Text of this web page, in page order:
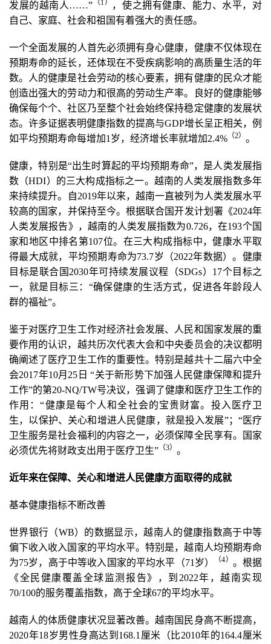
发展的越南人……” （1 ）
，使之拥有健康、能力、水平，对
自己、家庭、社会和祖国有着强大的责任感。
一个全面发展的人首先必须拥有身心健康，健康不仅体现在
预期寿命的延长，还体现在不受疾病影响的高质量生活的年
数。人的健康是社会劳动的核心要素，拥有健康的民众才能
创造出强大的劳动力和很高的劳动生产率。良好的健康能够
确保每个个、社区乃至整个社会始终保持稳定健康的发展状
态。许多证据表明健康指数的提高与GDP增长呈正相关，例
如平均预期寿命每增加1岁，经济增长率就增加2.4% （2） 。
健康，特别是“出生时算起的平均预期寿命”，是人类发展指
数（HDI）的三大构成指标之一。越南的人类发展指数多年
来持续提升。自2019年以来，越南一直被列为人类发展水平
较高的国家，并保持至今。根据联合国开发计划署《202​​4年
人类发展报告》，越南的人类发展指数为0.726，在193个国
家和地区中排名第107位。在三大构成指标中，健康水平取
得最大成就，平均预期寿命为73.7岁（2022年数据）。健康
目标是联合国2030年可持续发展议程（SDGs）17个目标之
一，就是目标三：“确保健康的生活方式，促进各年龄段人
群的福祉”。
鉴于对医疗卫生工作对经济社会发展、人民和国家发展的重
要作用的认识，越共历次代表大会和中央委员会的决议都明
确阐述了医疗卫生工作的重要性。特别是越共十二届六中全
会2017年10月25日 “关于新形势下加强人民健康保障和提升
工作”的第20-NQ/TW号决议，强调了健康和医疗卫生工作的
作用：“健康是每个人和全社会的宝贵财富。投入医疗卫
生，以保护、关心和增进人民健康，就是投入发展”；“医疗
卫生服务是社会福利的内容之一，必须保障全民享有。国家
必须优先将财政支出用于医疗卫生” （3） 。
近年来在保障、关心和增进人民健康方面取得的成就
基本健康指标不断改善
世界银行（WB）的数据显示，越南人的健康指数高于中等
偏下收入收入国家的平均水平。特别是，越南人均预期寿命
为75岁，高于中等收入国家的平均水平（71岁）
（4） 。根据
《全民健康覆盖全球监测报告》，到2022年，越南实现
70/100的服务覆盖指数，高于全球67的平均水平。
越南人的体质健康状况显著改善。越南国民身高不断提高，
2020年18岁男性身高达到168.1厘米（比2010年的164.4厘米